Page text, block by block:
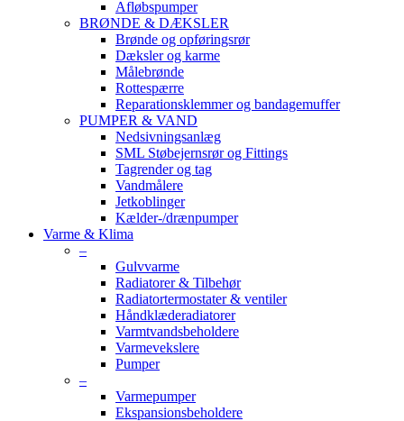
Afløbspumper
BRØNDE & DÆKSLER
Brønde og opføringsrør
Dæksler og karme
Målebrønde
Rottespærre
Reparationsklemmer og bandagemuffer
PUMPER & VAND
Nedsivningsanlæg
SML Støbejernsrør og Fittings
Tagrender og tag
Vandmålere
Jetkoblinger
Kælder-/drænpumper
Varme & Klima
–
Gulvvarme
Radiatorer & Tilbehør
Radiatortermostater & ventiler
Håndklæderadiatorer
Varmtvandsbeholdere
Varmevekslere
Pumper
–
Varmepumper
Ekspansionsbeholdere